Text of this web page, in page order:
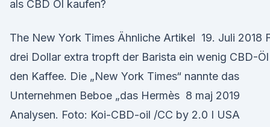
als CBD Öl kaufen?
The New York Times Ähnliche Artikel 19. Juli 2018
drei Dollar extra tropft der Barista ein wenig CBD-
den Kaffee. Die „New York Times“ nannte das
Unternehmen Beboe „das Hermès 8 maj 2019
Analysen. Foto: Koi-CBD-oil /CC by 2.0 I USA